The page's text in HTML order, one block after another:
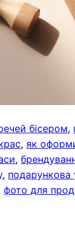
бісером,
, як
,
, подарункова
фото для